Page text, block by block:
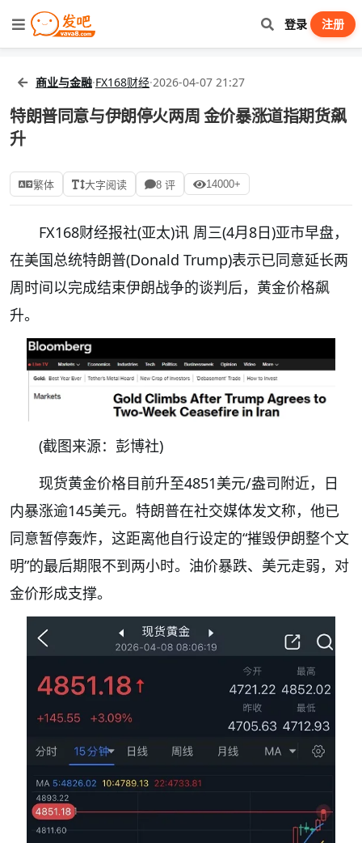
登录 注册
商业与金融·FX168财经·2026-04-07 21:27
特朗普同意与伊朗停火两周 金价暴涨道指期货飙
升
繁体 大字阅读 8 评 14000+
FX168财经报社(亚太)讯 周三(4月8日)亚市早盘，
在美国总统特朗普(Donald Trump)表示已同意延长两
周时间以完成结束伊朗战争的谈判后，黄金价格飙
升。
(截图来源：彭博社)
现货黄金价格目前升至4851美元/盎司附近，日
内暴涨逾145美元。特朗普在社交媒体发文称，他已
同意暂停轰炸，这距离他自行设定的“摧毁伊朗整个文
明”的最后期限不到两小时。油价暴跌、美元走弱，对
金价形成支撑。